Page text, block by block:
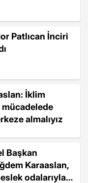
Patlıcan İnciri
İklim
almalıyız
Başkan
Karaaslan,
odalarıyla